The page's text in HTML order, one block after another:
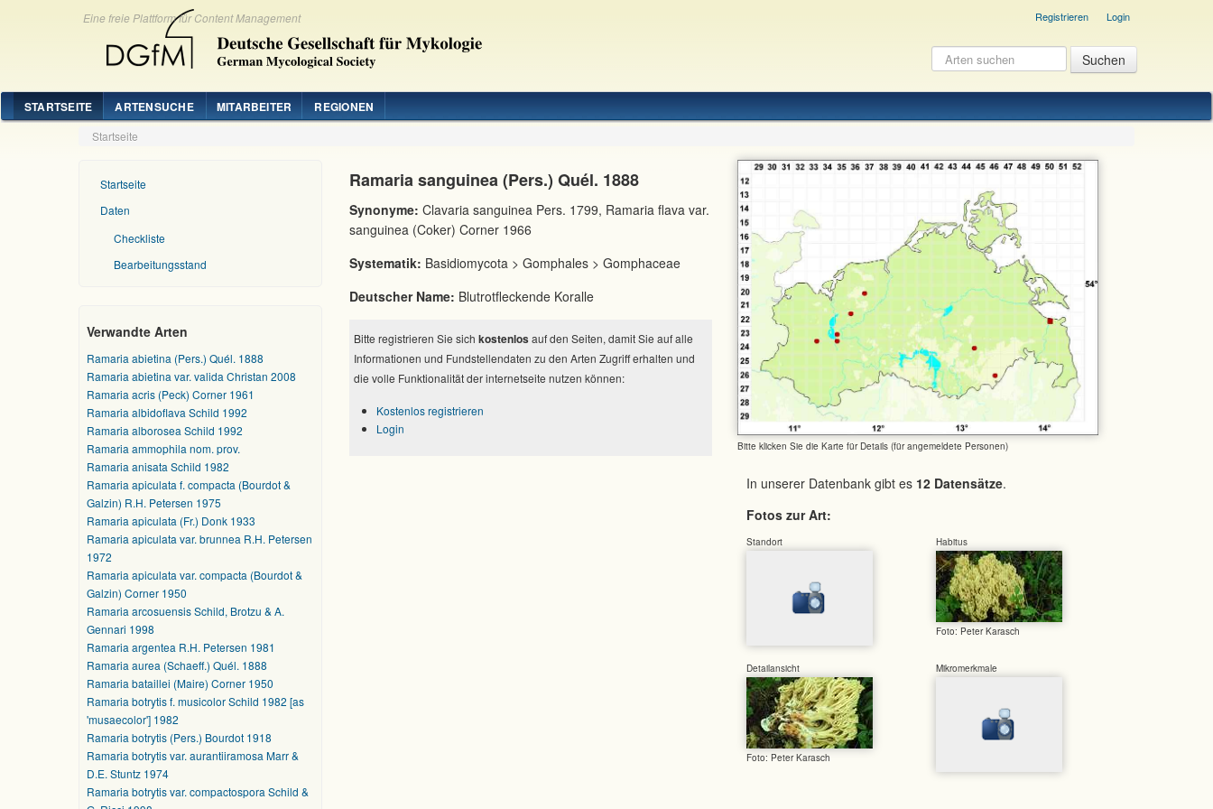
Eine freie Plattform für Content Management Registrieren Login
STARTSEITE ARTENSUCHE MITARBEITER REGIONEN
Startseite
Startseite
Daten
Checkliste
Bearbeitungsstand
Verwandte Arten
Ramaria abietina (Pers.) Quél. 1888
Ramaria abietina var. valida Christan 2008
Ramaria acris (Peck) Corner 1961
Ramaria albidoflava Schild 1992
Ramaria alborosea Schild 1992
Ramaria ammophila nom. prov.
Ramaria anisata Schild 1982
Ramaria apiculata f. compacta (Bourdot &
Galzin) R.H. Petersen 1975
Ramaria apiculata (Fr.) Donk 1933
Ramaria apiculata var. brunnea R.H. Petersen
1972
Ramaria apiculata var. compacta (Bourdot &
Galzin) Corner 1950
Ramaria arcosuensis Schild, Brotzu & A.
Gennari 1998
Ramaria argentea R.H. Petersen 1981
Ramaria aurea (Schaeff.) Quél. 1888
Ramaria bataillei (Maire) Corner 1950
Ramaria botrytis f. musicolor Schild 1982 [as
'musaecolor'] 1982
Ramaria botrytis (Pers.) Bourdot 1918
Ramaria botrytis var. aurantiiramosa Marr &
D.E. Stuntz 1974
Ramaria botrytis var. compactospora Schild &
Bitte klicken Sie die Karte für Details (für angemeldete Personen)
In unserer Datenbank gibt es 12 Datensätze.
Fotos zur Art:
Standort Habitus
Foto: Peter Karasch
Detailansicht
Foto: Peter Karasch
Mikromerkmale
Ramaria sanguinea (Pers.) Quél. 1888
Synonyme: Clavaria sanguinea Pers. 1799, Ramaria flava var.
sanguinea (Coker) Corner 1966
Systematik: Basidiomycota > Gomphales > Gomphaceae
Deutscher Name: Blutrotfleckende Koralle
Bitte registrieren Sie sich kostenlos auf den Seiten, damit Sie auf alle
Informationen und Fundstellendaten zu den Arten Zugriff erhalten und
die volle Funktionalität der internetseite nutzen können:
Kostenlos registrieren
Login